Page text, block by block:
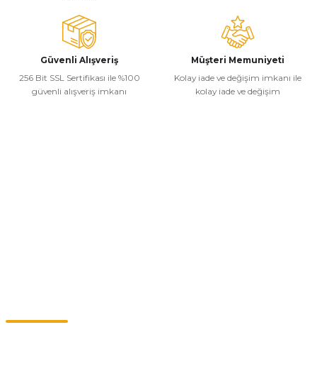
Güvenli Alışveriş
256 Bit SSL Sertifikası ile %100
güvenli alışveriş imkanı
Müşteri Memuniyeti
Kolay iade ve değişim imkanı ile
kolay iade ve değişim